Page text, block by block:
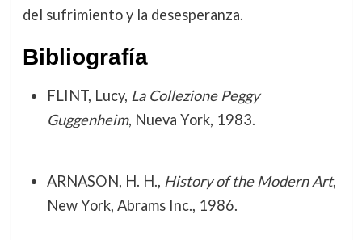
del sufrimiento y la desesperanza.
Bibliografía
FLINT, Lucy, La Collezione Peggy
Guggenheim, Nueva York, 1983.
ARNASON, H. H., History of the Modern Art,
New York, Abrams Inc., 1986.